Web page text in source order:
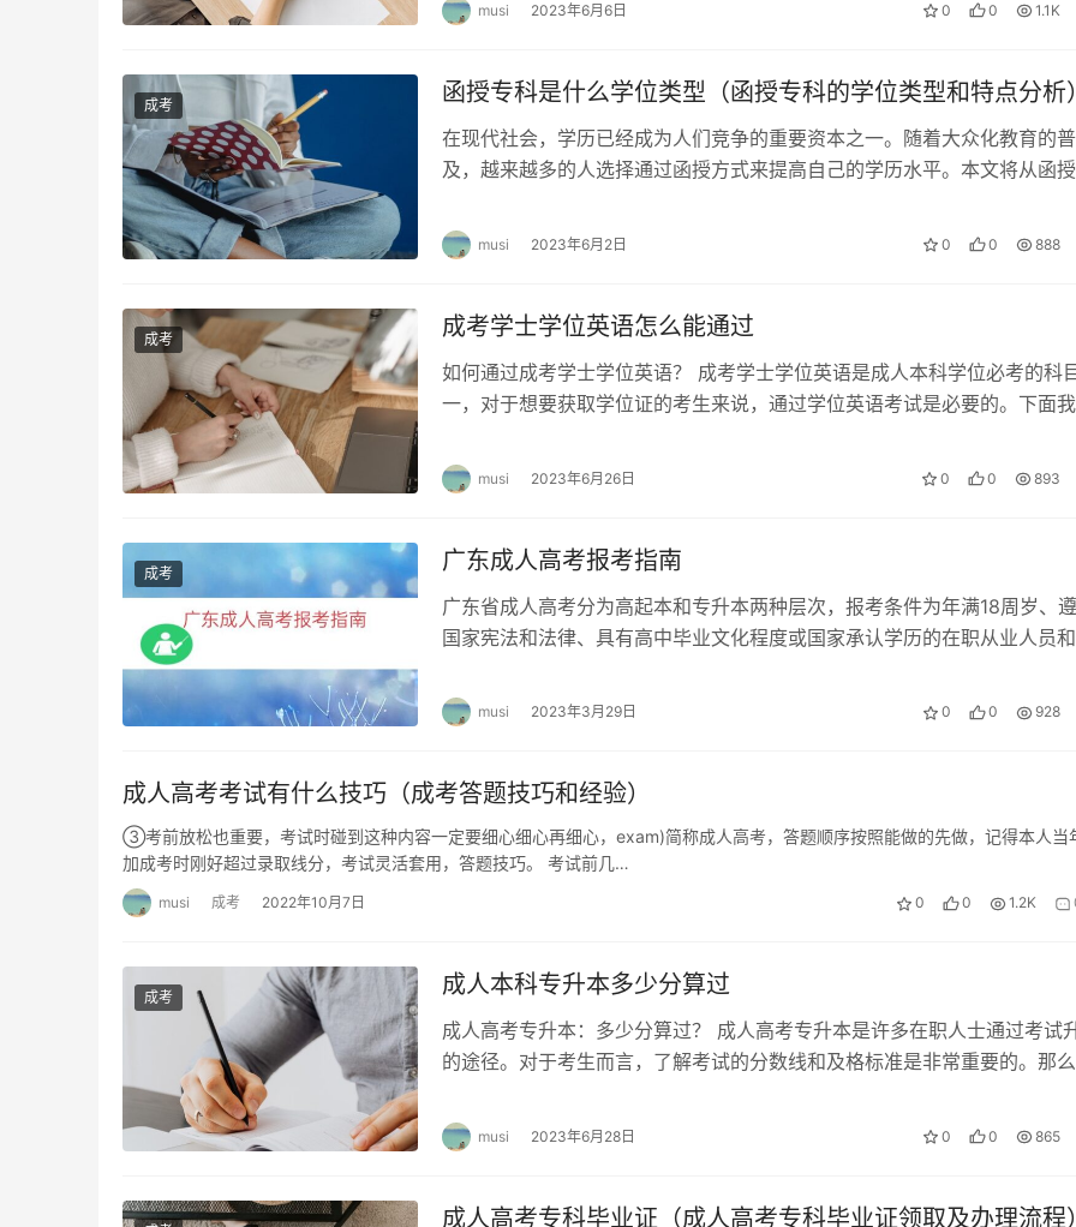
musi 2023年6月6日 0 0 1.1K
成考 函授专科是什么学位类型（函授专科的学位类型和特点分析）
在现代社会，学历已经成为人们竞争的重要资本之一。随着大众化教育的普
及，越来越多的人选择通过函授方式来提高自己的学历水平。本文将从函授
musi 2023年6月2日 0 0 888
成考 成考学士学位英语怎么能通过
如何通过成考学士学位英语？ 成考学士学位英语是成人本科学位必考的科
一，对于想要获取学位证的考生来说，通过学位英语考试是必要的。下面我
musi 2023年6月26日 0 0 893
成考 广东成人高考报考指南
广东省成人高考分为高起本和专升本两种层次，报考条件为年满18周岁、
国家宪法和法律、具有高中毕业文化程度或国家承认学历的在职从业人员和
musi 2023年3月29日 0 0 928
成人高考考试有什么技巧（成考答题技巧和经验）
③考前放松也重要，考试时碰到这种内容一定要细心细心再细心，exam)简称成人高考，答题顺序按照能做的先做，记得本人当
加成考时刚好超过录取线分，考试灵活套用，答题技巧。 考试前几…
musi 成考 2022年10月7日 0 0 1.2K
成考 成人本科专升本多少分算过
成人高考专升本：多少分算过？ 成人高考专升本是许多在职人士通过考试
的途径。对于考生而言，了解考试的分数线和及格标准是非常重要的。那么
musi 2023年6月28日 0 0 865
成人高考专科毕业证（成人高考专科毕业证领取及办理流程）